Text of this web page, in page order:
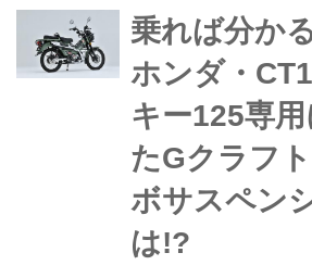
日本のブランドだ
いちブランドとな
ではそのSHOWAが
スフリーサスペン...
乗れば分か
ホンダ・
キー125専
たGクラフ
ボサスペン
は!?